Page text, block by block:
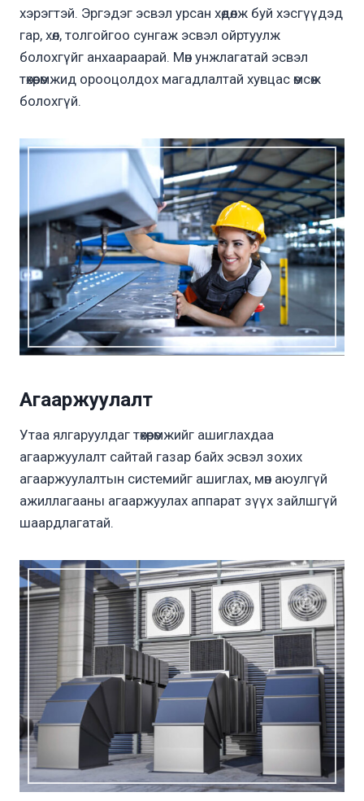
хэрэгтэй. Эргэдэг эсвэл урсан хөдөлж буй хэсгүүдэд
гар, хөл, толгойгоо сунгаж эсвэл ойртуулж
болохгүйг анхаараарай. Мөн унжлагатай эсвэл
төхөөрөмжид орооцолдох магадлалтай хувцас өмсөж
болохгүй.
Агааржуулалт
Утаа ялгаруулдаг төхөөрөмжийг ашиглахдаа
агааржуулалт сайтай газар байх эсвэл зохих
агааржуулалтын системийг ашиглах, мөн аюулгүй
ажиллагааны агааржуулах аппарат зүүх зайлшгүй
шаардлагатай.